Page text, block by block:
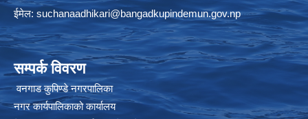
ईमेल: suchanaadhikari@bangadkupindemun.gov.np
सम्पर्क विवरण
वनगाड कुपिण्डे नगरपालिका
नगर कार्यपालिकाको कार्यालय